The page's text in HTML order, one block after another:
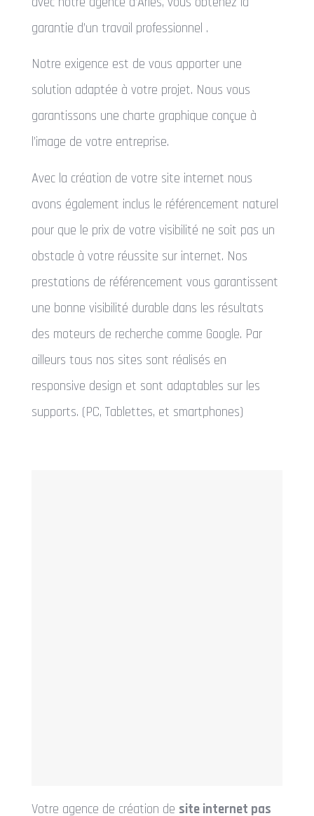
garantie d’un travail professionnel .
Notre exigence est de vous apporter une
solution adaptée à votre projet. Nous vous
garantissons une charte graphique conçue à
l’image de votre entreprise.
Avec la création de votre site internet nous
avons également inclus le référencement naturel
pour que le prix de votre visibilité ne soit pas un
obstacle à votre réussite sur internet. Nos
prestations de référencement vous garantissent
une bonne visibilité durable dans les résultats
des moteurs de recherche comme Google. Par
ailleurs tous nos sites sont réalisés en
responsive design et sont adaptables sur les
supports. (PC, Tablettes, et smartphones)
Votre agence de création de site internet pas